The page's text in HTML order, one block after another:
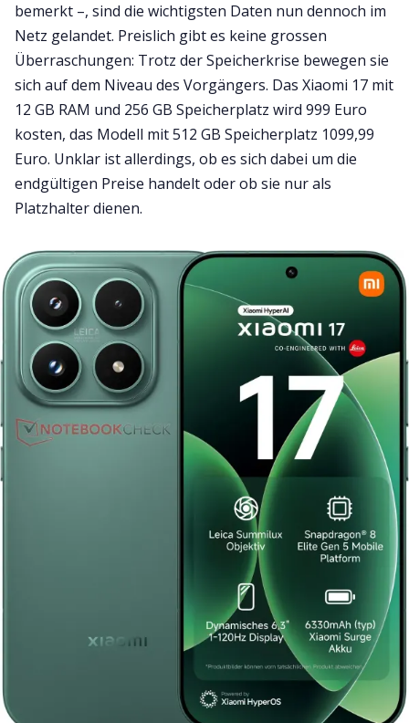
bemerkt –, sind die wichtigsten Daten nun dennoch im
Netz gelandet. Preislich gibt es keine grossen
Überraschungen: Trotz der Speicherkrise bewegen sie
sich auf dem Niveau des Vorgängers. Das Xiaomi 17 mit
12 GB RAM und 256 GB Speicherplatz wird 999 Euro
kosten, das Modell mit 512 GB Speicherplatz 1099,99
Euro. Unklar ist allerdings, ob es sich dabei um die
endgültigen Preise handelt oder ob sie nur als
Platzhalter dienen.